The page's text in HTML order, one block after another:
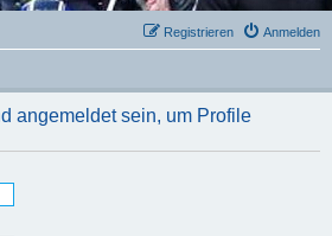
Anmelden
Registrieren
angemeldet sein, um Profile